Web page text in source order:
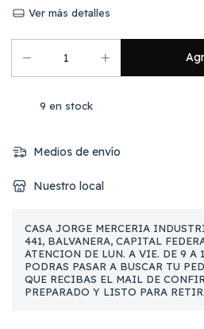
Ver más detalles
9 en stock
Medios de envío
Nuestro local
CASA JORGE MERCERIA
441, BALVANERA, CAPITAL
ATENCION DE LUN. A VIE. DE 9 A
PODRAS PASAR A BUSCAR TU
QUE RECIBAS EL MAIL DE
PREPARADO Y LISTO PARA